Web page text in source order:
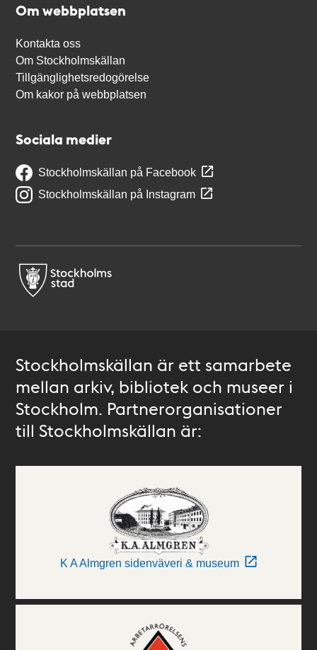
Om webbplatsen
Kontakta oss
Om Stockholmskällan
Tillgänglighetsredogörelse
Om kakor på webbplatsen
Sociala medier
Stockholmskällan på Facebook
Stockholmskällan på Instagram
Stockholmskällan är ett samarbete
mellan arkiv, bibliotek och museer i
Stockholm. Partnerorganisationer
till Stockholmskällan är:
K A Almgren sidenväveri & museum